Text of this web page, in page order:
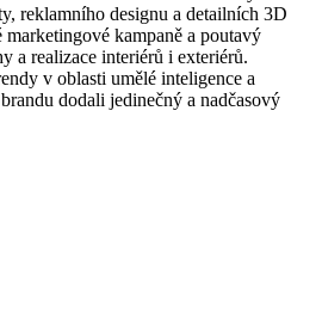
reklamního designu a detailních 3D
kampaně a poutavý
a realizace interiérů i exteriérů.
v oblasti umělé inteligence a
dodali jedinečný a nadčasový